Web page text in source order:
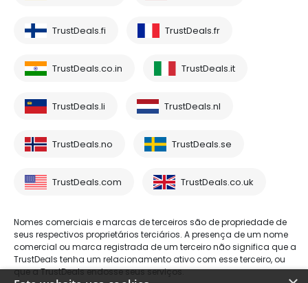
TrustDeals.fi TrustDeals.fr
TrustDeals.co.in TrustDeals.it
TrustDeals.li TrustDeals.nl
TrustDeals.no TrustDeals.se
TrustDeals.com TrustDeals.co.uk
Nomes comerciais e marcas de terceiros são de propriedade de
seus respectivos proprietários terciários. A presença de um nome
comercial ou marca registrada de um terceiro não significa que a
TrustDeals tenha um relacionamento ativo com esse terceiro, ou
que a TrustDeals endosse seus serviços.